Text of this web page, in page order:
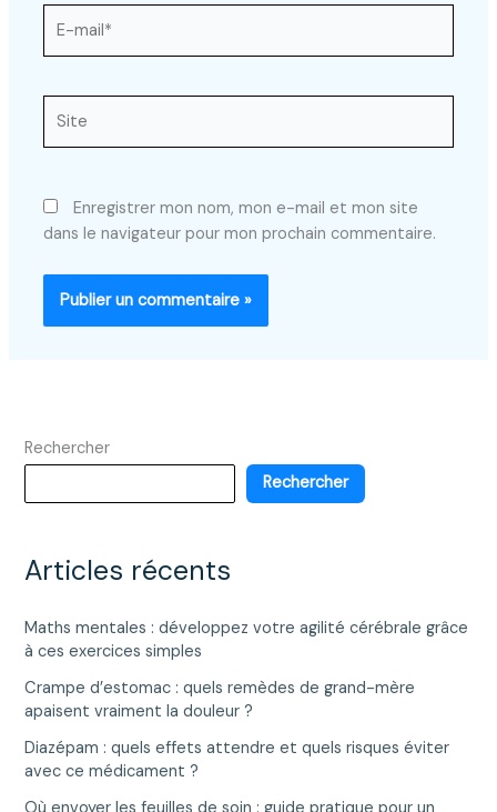
mail*
Enregistrer mon nom, mon e-mail et mon site
dans le navigateur pour mon prochain commentaire.
Rechercher
Rechercher
Articles récents
Maths mentales : développez votre agilité cérébrale grâce
à ces exercices simples
Crampe d’estomac : quels remèdes de grand-mère
apaisent vraiment la douleur ?
Diazépam : quels effets attendre et quels risques éviter
avec ce médicament ?